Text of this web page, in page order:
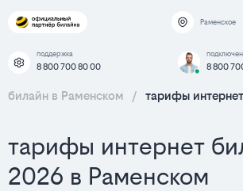
Раменское
поддержка
8 800 700 80 00 8 800
билайн в Раменском / тарифы
тарифы интернет
2026 в Раменском